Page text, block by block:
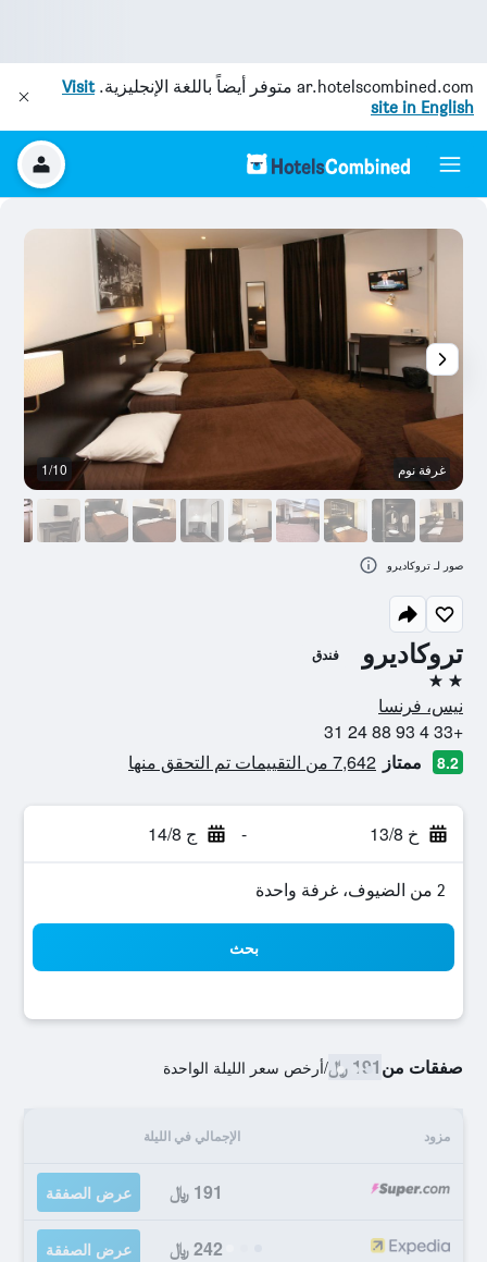
ar.hotelscombined.com متوفر أيضاً باللغة الإنجليزية.Visit
site in English
تروكاديرو فندق
2 نجمتين
نيس، فرنسا
+33 4 93 88 24 31
8.2 ممتاز 7,642 من التقييمات تم التحقق منها
خ 13/8 - ج 14/8
2 من الضيوف، غرفة واحدة
بحث
صفقات من191 ﷼ /أرخص سعر الليلة الواحدة
مزود الإجمالي في الليلة
191 ﷼ عرض الصفقة
242 ﷼ عرض الصفقة
غرفة نوم 1/10
صور لـ تروكاديرو